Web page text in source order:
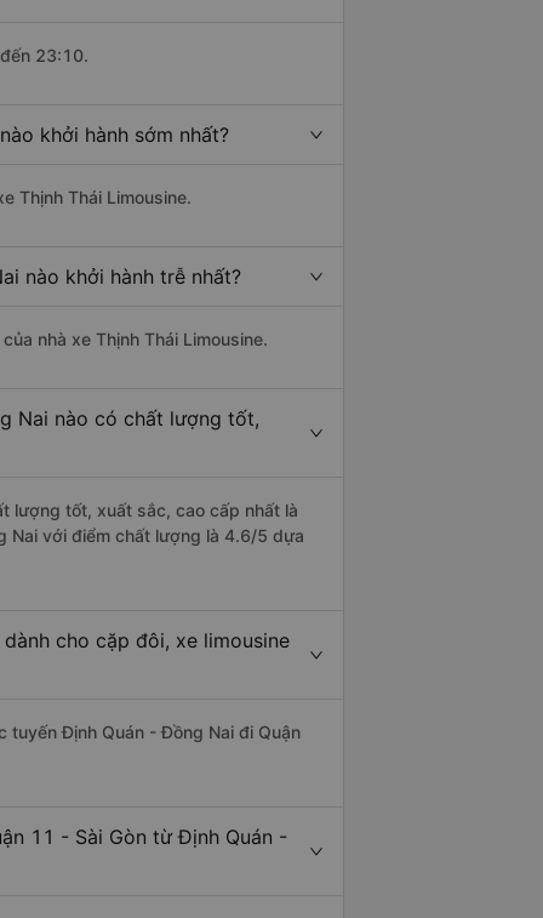
23:10.
khởi hành sớm nhất?
Thịnh Thái Limousine.
nào khởi hành trễ nhất?
nhà xe Thịnh Thái Limousine.
Nai nào có chất lượng tốt,
lượng tốt, xuất sắc, cao cấp nhất là
Nai với điểm chất lượng là 4.6/5 dựa
cho cặp đôi, xe limousine
tuyến Định Quán - Đồng Nai đi Quận
11 - Sài Gòn từ Định Quán -